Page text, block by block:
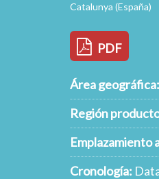
Catalunya (España)
PDF
Área geográfica:
Región
Emplazamiento
Cronología: